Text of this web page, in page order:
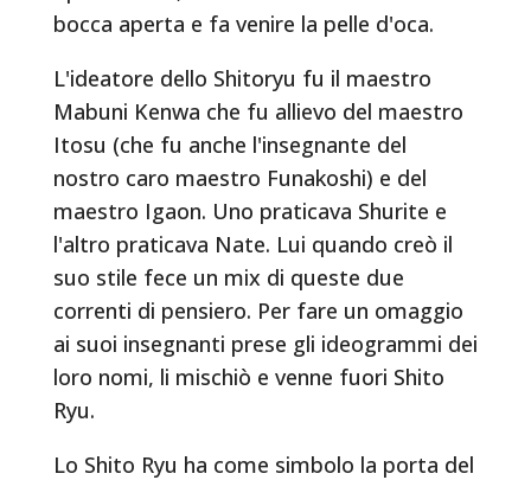
bocca aperta e fa venire la pelle d'oca.
L'ideatore dello Shitoryu fu il maestro
Mabuni Kenwa che fu allievo del maestro
Itosu (che fu anche l'insegnante del
nostro caro maestro Funakoshi) e del
maestro Igaon. Uno praticava Shurite e
l'altro praticava Nate. Lui quando creò il
suo stile fece un mix di queste due
correnti di pensiero. Per fare un omaggio
ai suoi insegnanti prese gli ideogrammi dei
loro nomi, li mischiò e venne fuori Shito
Ryu.
Lo Shito Ryu ha come simbolo la porta del